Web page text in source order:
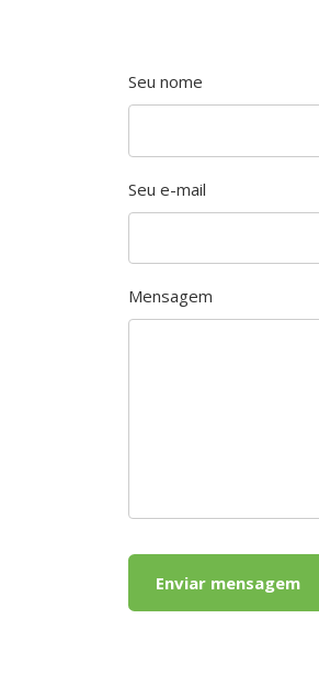
Seu nome
Seu e-mail
Mensagem
Enviar mensagem